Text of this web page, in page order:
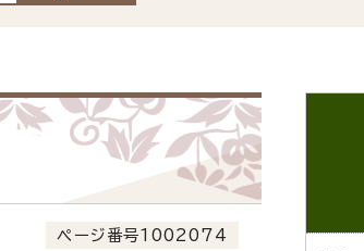
ページ番号1002074